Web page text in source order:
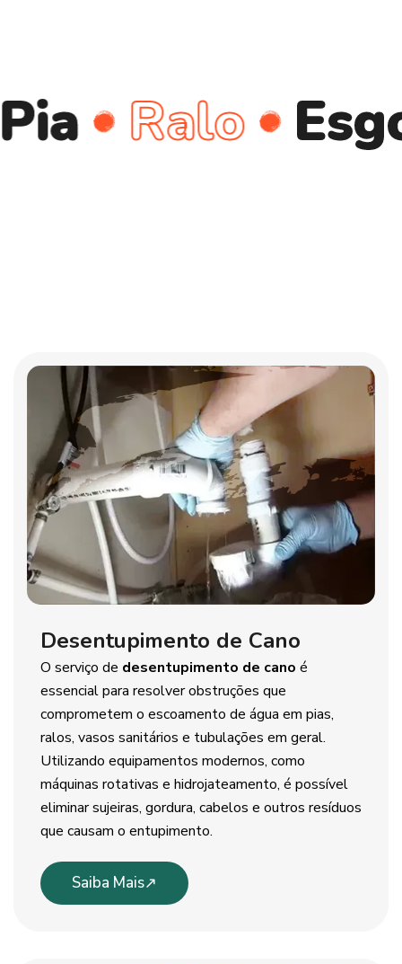
Esgoto
Desentupimento de Cano
O serviço de desentupimento de cano é
essencial para resolver obstruções que
comprometem o escoamento de água em pias,
ralos, vasos sanitários e tubulações em geral.
Utilizando equipamentos modernos, como
máquinas rotativas e hidrojateamento, é possível
eliminar sujeiras, gordura, cabelos e outros resíduos
que causam o entupimento.
Saiba Mais